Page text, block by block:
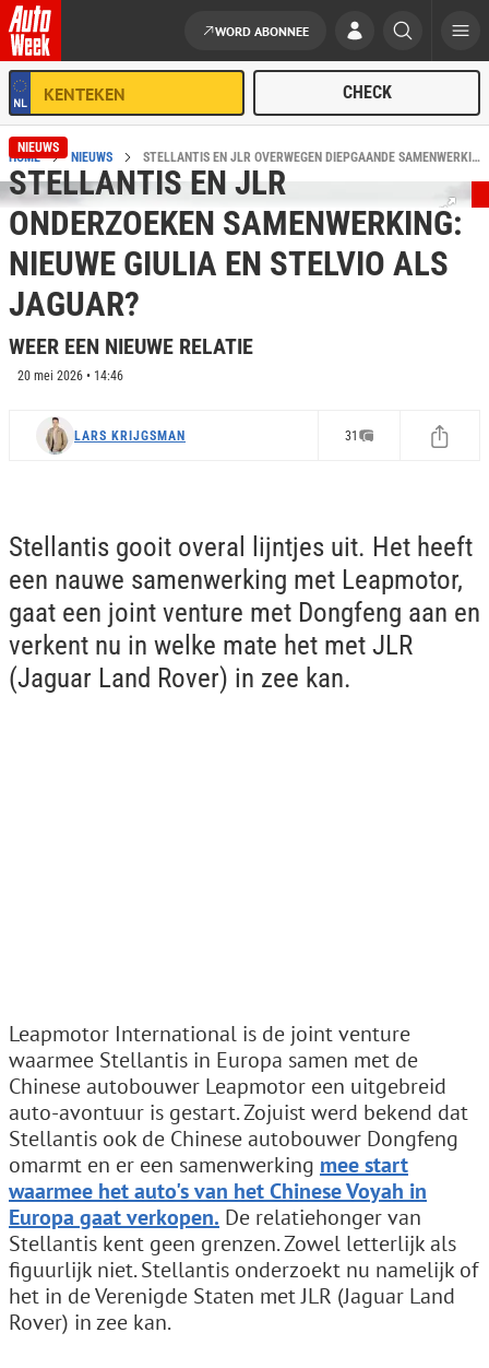
Ga naar de inhoud
WORD ABONNEE
HOME NIEUWS STELLANTIS EN JLR OVERWEGEN DIEPGAANDE SAMENWERKING
NIEUWS
STELLANTIS EN JLR
ONDERZOEKEN SAMENWERKING:
NIEUWE GIULIA EN STELVIO ALS
JAGUAR?
WEER EEN NIEUWE RELATIE
20 mei 2026 • 14:46
LARS KRIJGSMAN 31
Stellantis gooit overal lijntjes uit. Het heeft
een nauwe samenwerking met Leapmotor,
gaat een joint venture met Dongfeng aan en
verkent nu in welke mate het met JLR
(Jaguar Land Rover) in zee kan.
Leapmotor International is de joint venture
waarmee Stellantis in Europa samen met de
Chinese autobouwer Leapmotor een uitgebreid
auto-avontuur is gestart. Zojuist werd bekend dat
Stellantis ook de Chinese autobouwer Dongfeng
omarmt en er een samenwerking mee start
waarmee het auto's van het Chinese Voyah in
Europa gaat verkopen. De relatiehonger van
Stellantis kent geen grenzen. Zowel letterlijk als
figuurlijk niet. Stellantis onderzoekt nu namelijk of
het in de Verenigde Staten met JLR (Jaguar Land
Rover) in zee kan.